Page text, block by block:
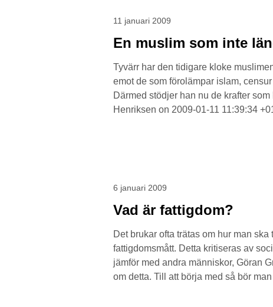
11 januari 2009
En muslim som inte
Tyvärr har den tidigare kloke
emot de som förolämpar islam,
Därmed stödjer han nu de krafter
Henriksen on 2009-01-11 11:39:34
6 januari 2009
Vad är fattigdom?
Det brukar ofta trätas om hur man
fattigdomsmått. Detta kritiseras av
jämför med andra människor, Göran
om detta. Till att börja med så bör